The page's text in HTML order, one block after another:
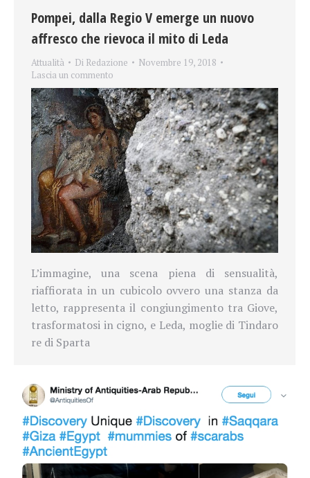
Pompei, dalla Regio V emerge un nuovo
affresco che rievoca il mito di Leda
Attualità Di Redazione
Novembre 19, 2018
Lascia un commento
L’immagine, una scena piena di sensualità,
riaffiorata in un cubicolo ovvero una stanza da
letto, rappresenta il congiungimento tra Giove,
trasformatosi in cigno, e Leda, moglie di Tindaro
re di Sparta